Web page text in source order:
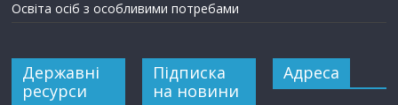
Освіта осіб з особливими потребами
Державні
ресурси
Підписка
на новини
Адреса